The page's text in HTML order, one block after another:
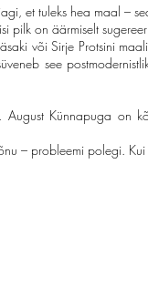
et tuleks hea maal –
pilk on äärmiselt
või Sirje Protsini
see
Künnapuga on
– probleemi polegi.